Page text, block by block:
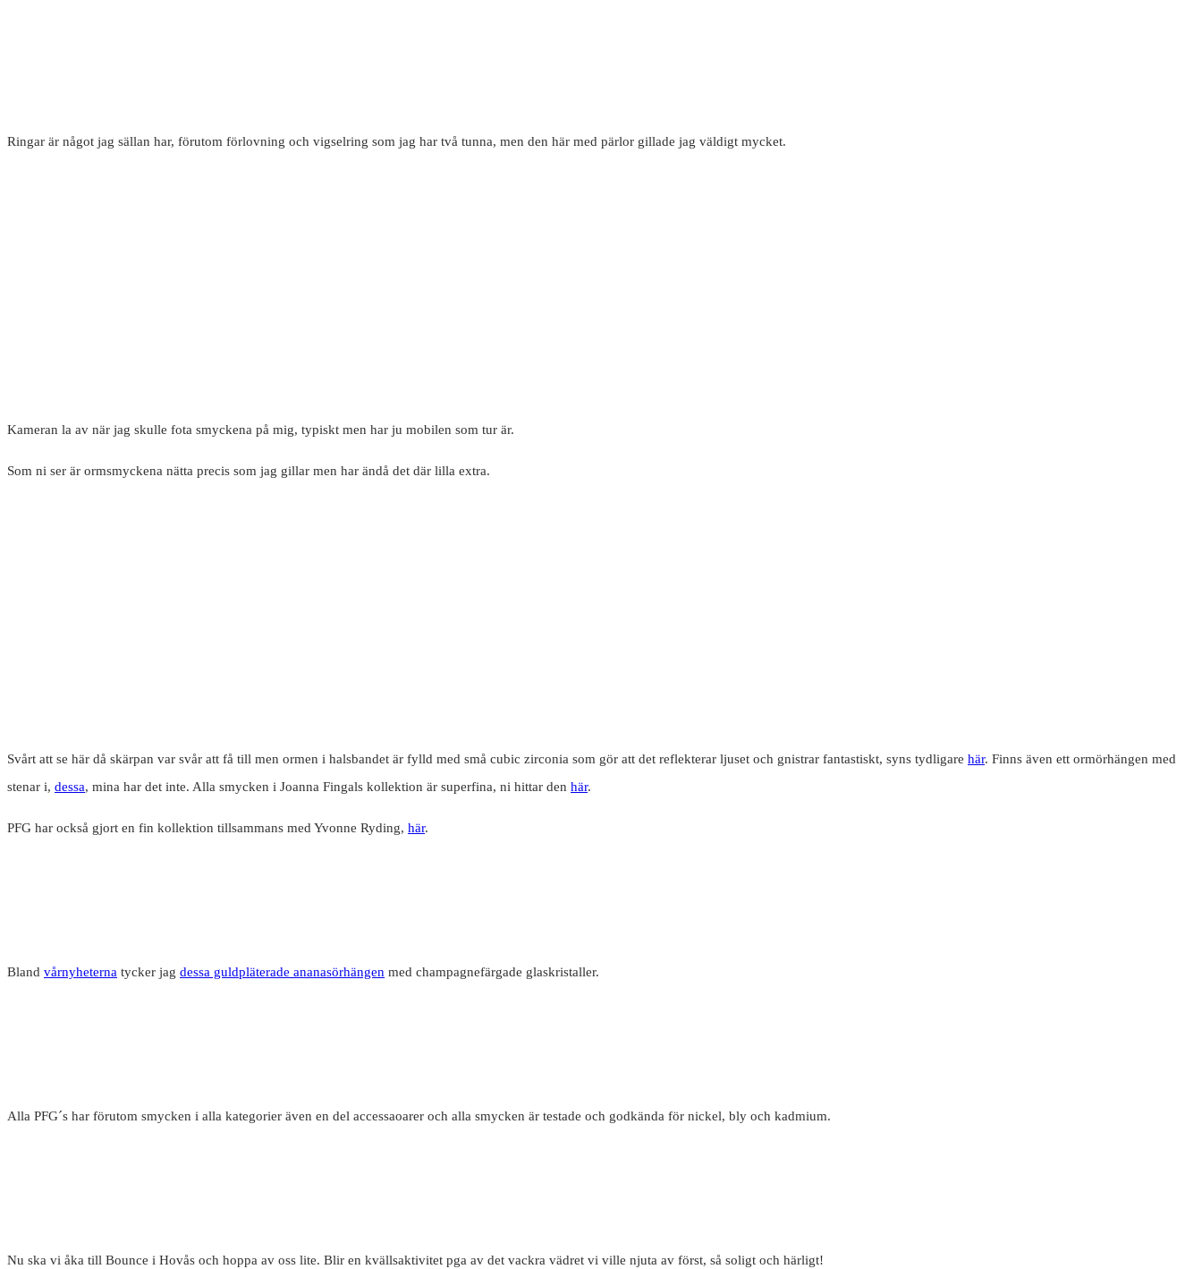
Ringar är något jag sällan har, förutom förlovning och vigselring som jag har två tunna, men den här med pärlor gillade jag väldigt mycket.
Kameran la av när jag skulle fota smyckena på mig, typiskt men har ju mobilen som tur är.
Som ni ser är ormsmyckena nätta precis som jag gillar men har ändå det där lilla extra.
Svårt att se här då skärpan var svår att få till men ormen i halsbandet är fylld med små cubic zirconia som gör att det reflekterar ljuset och gnistrar fantastiskt, syns tydligare här. Finns även ett ormörhängen med
stenar i, dessa, mina har det inte. Alla smycken i Joanna Fingals kollektion är superfina, ni hittar den här.
PFG har också gjort en fin kollektion tillsammans med Yvonne Ryding, här.
Bland vårnyheterna tycker jag dessa guldpläterade ananasörhängen med champagnefärgade glaskristaller.
Alla PFG´s har förutom smycken i alla kategorier även en del accessaoarer och alla smycken är testade och godkända för nickel, bly och kadmium.
Nu ska vi åka till Bounce i Hovås och hoppa av oss lite. Blir en kvällsaktivitet pga av det vackra vädret vi ville njuta av först, så soligt och härligt!